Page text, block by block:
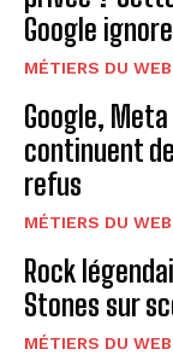
Google
MÉTIERS DU WEB
Google,
continuent
refus
MÉTIERS DU WEB
Rock
Stones sur
MÉTIERS DU WEB